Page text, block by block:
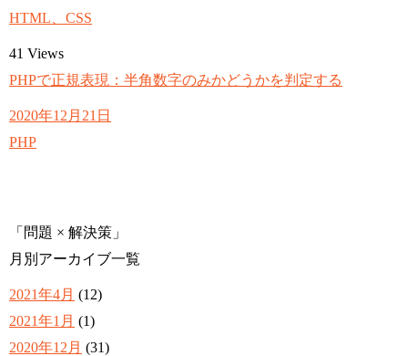
HTML、CSS
41 Views
PHPで正規表現：半角数字のみかどうかを判定する
2020年12月21日
PHP
「問題 × 解決策」
月別アーカイブ一覧
2021年4月 (12)
2021年1月 (1)
2020年12月 (31)